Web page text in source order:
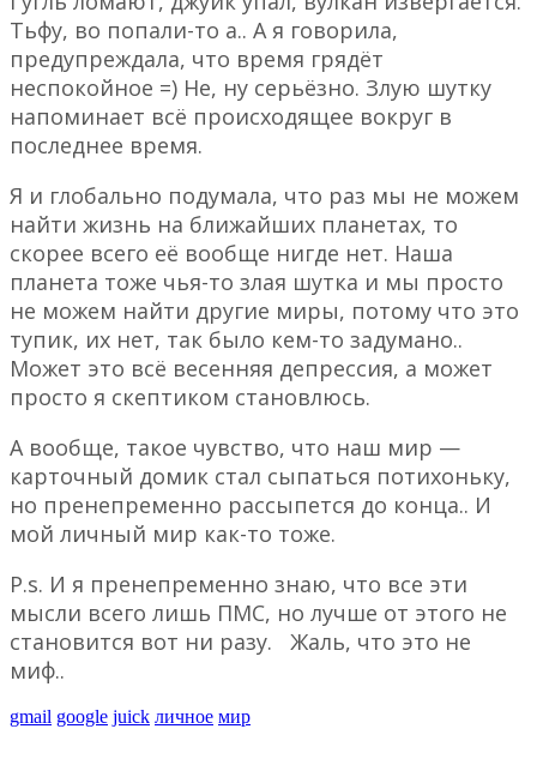
Тьфу, во попали-то а.. А я говорила,
предупреждала, что время грядёт
неспокойное =) Не, ну серьёзно. Злую шутку
напоминает всё происходящее вокруг в
последнее время.
Я и глобально подумала, что раз мы не можем
найти жизнь на ближайших планетах, то
скорее всего её вообще нигде нет. Наша
планета тоже чья-то злая шутка и мы просто
не можем найти другие миры, потому что это
тупик, их нет, так было кем-то задумано..
Может это всё весенняя депрессия, а может
просто я скептиком становлюсь.
А вообще, такое чувство, что наш мир —
карточный домик стал сыпаться потихоньку,
но пренепременно рассыпется до конца.. И
мой личный мир как-то тоже.
P.s. И я пренепременно знаю, что все эти
мысли всего лишь ПМС, но лучше от этого не
становится вот ни разу. Жаль, что это не
миф..
gmail google juick личное мир